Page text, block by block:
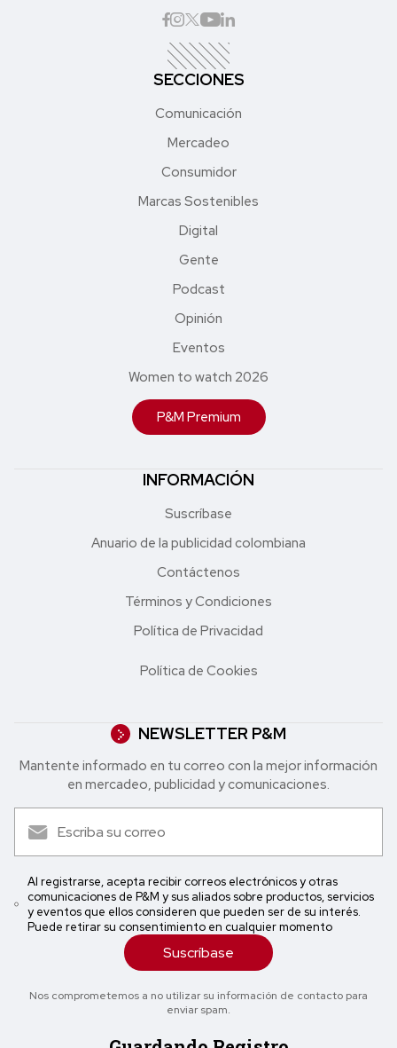
SECCIONES
Comunicación
Mercadeo
Consumidor
Marcas Sostenibles
Digital
Gente
Podcast
Opinión
Eventos
Women to watch 2026
P&M Premium
INFORMACIÓN
Suscríbase
Anuario de la publicidad colombiana
Contáctenos
Términos y Condiciones
Política de Privacidad
Política de Cookies
NEWSLETTER P&M
Mantente informado en tu correo con la mejor in formación
en mercadeo, publicidad y comunicaciones.
Al registrarse, acepta recibir correos electrónicos y otras
comunicaciones de P&M y sus aliados sobre productos, servicios
y eventos que ellos consideren que pueden ser de su interés.
Puede retirar su consentimiento en cualquier momento
Suscríbase
Nos comprometemos a no utilizar su información de contacto para
enviar spam.